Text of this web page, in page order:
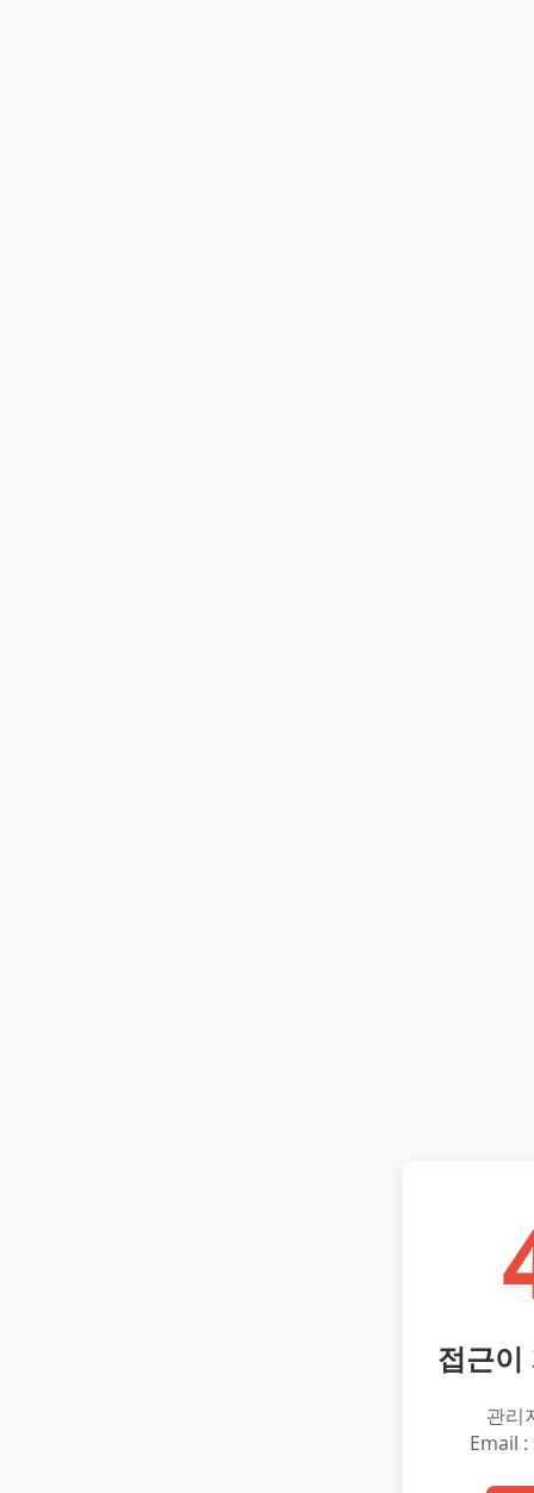
접근이
관리
Email